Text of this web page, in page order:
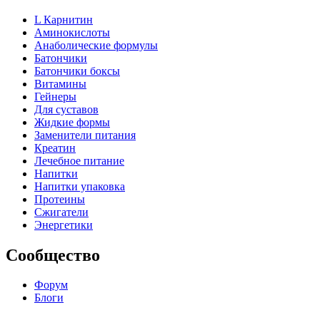
L Карнитин
Аминокислоты
Анаболические формулы
Батончики
Батончики боксы
Витамины
Гейнеры
Для суставов
Жидкие формы
Заменители питания
Креатин
Лечебное питание
Напитки
Напитки упаковка
Протеины
Сжигатели
Энергетики
Сообщество
Форум
Блоги